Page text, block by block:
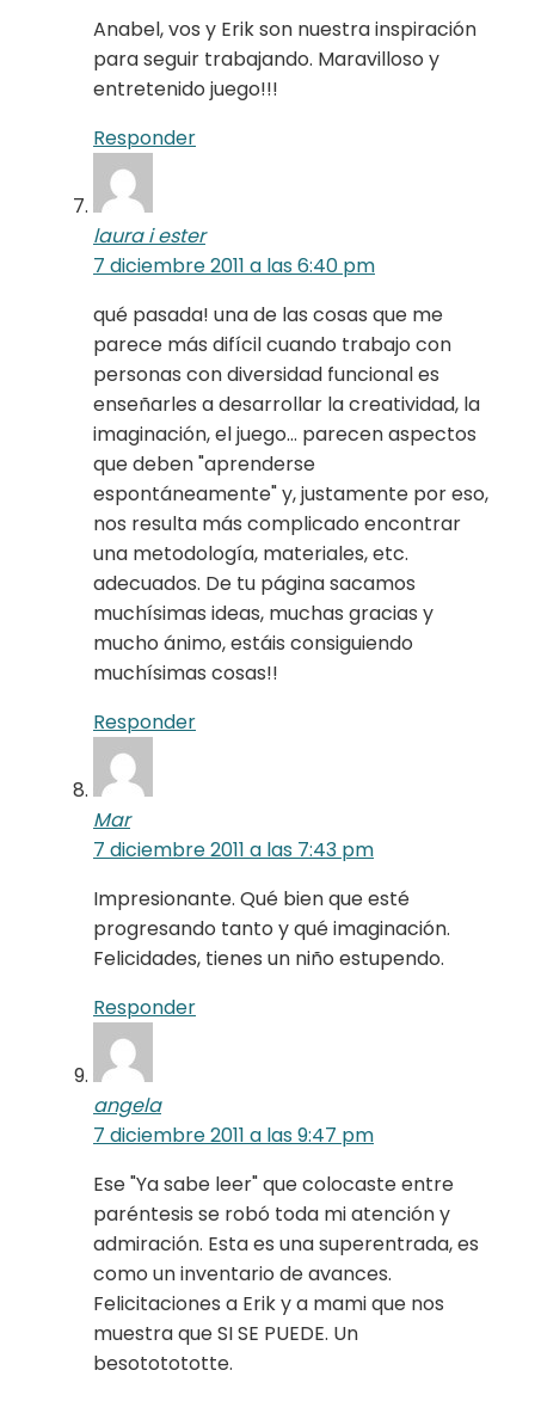
Anabel, vos y Erik son nuestra inspiración
para seguir trabajando. Maravilloso y
entretenido juego!!!
Responder
laura i ester
7 diciembre 2011 a las 6:40 pm
qué pasada! una de las cosas que me
parece más difícil cuando trabajo con
personas con diversidad funcional es
enseñarles a desarrollar la creatividad, la
imaginación, el juego… parecen aspectos
que deben "aprenderse
espontáneamente" y, justamente por eso,
nos resulta más complicado encontrar
una metodología, materiales, etc.
adecuados. De tu página sacamos
muchísimas ideas, muchas gracias y
mucho ánimo, estáis consiguiendo
muchísimas cosas!!
Responder
Mar
7 diciembre 2011 a las 7:43 pm
Impresionante. Qué bien que esté
progresando tanto y qué imaginación.
Felicidades, tienes un niño estupendo.
Responder
angela
7 diciembre 2011 a las 9:47 pm
Ese "Ya sabe leer" que colocaste entre
paréntesis se robó toda mi atención y
admiración. Esta es una superentrada, es
como un inventario de avances.
Felicitaciones a Erik y a mami que nos
muestra que SI SE PUEDE. Un
besototototte.